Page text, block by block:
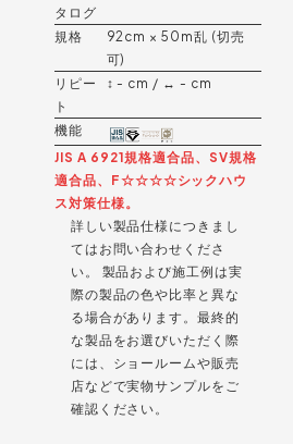
タログ
規格
92cm × 50m乱 (切売
可)
リピー
ト
↕︎ - cm / ↔︎ - cm
機能
JIS A 6921規格適合品、SV規格
適合品、F☆☆☆☆シックハウ
ス対策仕様。
詳しい製品仕様につきまし
てはお問い合わせくださ
い。 製品および施工例は実
際の製品の色や比率と異な
る場合があります。最終的
な製品をお選びいただく際
には、ショールームや販売
店などで実物サンプルをご
確認ください。